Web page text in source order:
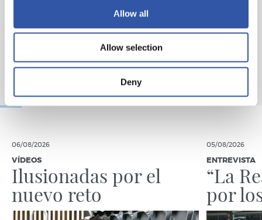
Allow all
Allow selection
Deny
06/08/2026
VÍDEOS
Ilusionadas por el
nuevo reto
05/08/2026
ENTREVISTA
“La
por